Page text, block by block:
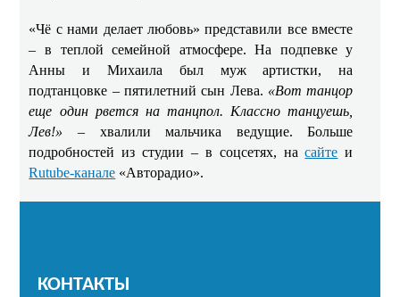
«Чё с нами делает любовь» представили все вместе
– в теплой семейной атмосфере. На подпевке у
Анны и Михаила был муж артистки, на
подтанцовке – пятилетний сын Лева. «Вот танцор
еще один рвется на танцпол. Классно танцуешь,
Лев!» – хвалили мальчика ведущие. Больше
подробностей из студии – в соцсетях, насайте и
Rutube-канале «Авторадио».
КОНТАКТЫ